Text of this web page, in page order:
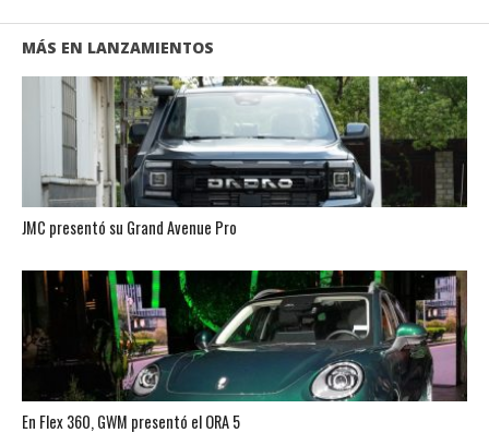
MÁS EN LANZAMIENTOS
JMC presentó su Grand Avenue Pro
En Flex 360, GWM presentó el ORA 5